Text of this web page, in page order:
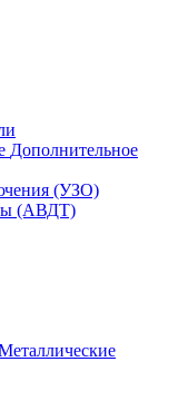
Дополнительное
(УЗО)
(АВДТ)